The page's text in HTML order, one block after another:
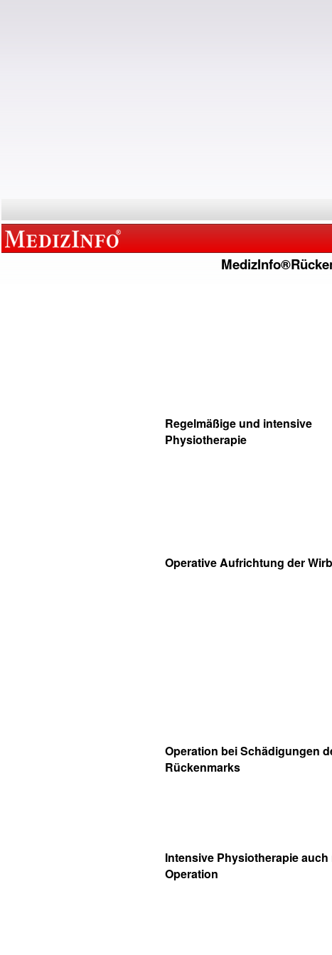
Regelmäßige und intensive
Physiotherapie
Operative Aufrichtung der
Operation bei Schädigungen
Rückenmarks
Intensive Physiotherapie auch
Operation